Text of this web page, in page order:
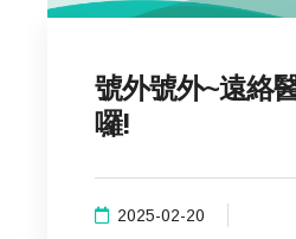
號外號外~遠絡
囉!
2025-02-20